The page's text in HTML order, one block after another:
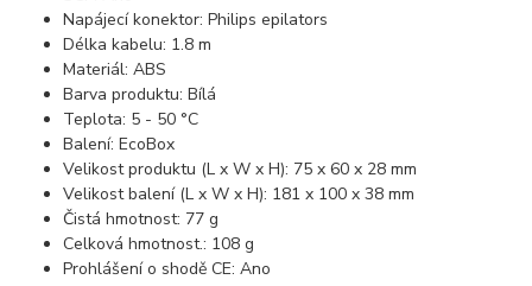
Napájecí konektor: Philips epilators
Délka kabelu: 1.8 m
Materiál: ABS
Barva produktu: Bílá
Teplota: 5 - 50 °C
Balení: EcoBox
Velikost produktu (L x W x H): 75 x 60 x 28 mm
Velikost balení (L x W x H): 181 x 100 x 38 mm
Čistá hmotnost: 77 g
Celková hmotnost.: 108 g
Prohlášení o shodě CE: Ano